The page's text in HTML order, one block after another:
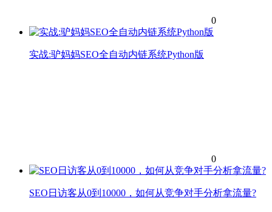
0
实战:驴妈妈SEO全自动内链系统Python版
0
SEO日访客从0到10000，如何从竞争对手分析拿流量?